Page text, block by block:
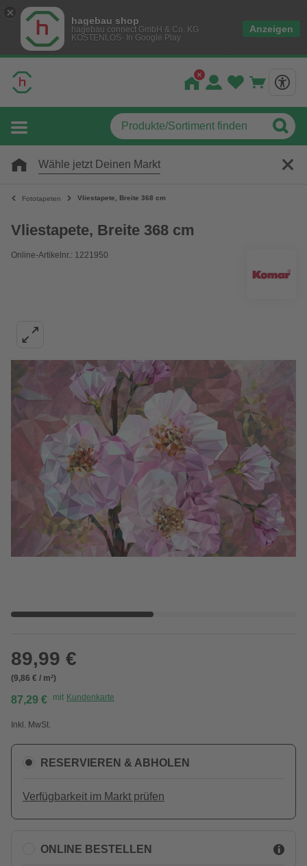
hagebau shop
hagebau connect GmbH & Co. KG
KOSTENLOS- In Google Play
Anzeigen
Wähle jetzt Deinen Markt
Fototapeten Vliestapete, Breite 368 cm
Vliestapete, Breite 368 cm
Online-Artikelnr.: 1221950
89,99 €
(9,86 € / m²)
87,29 € mit Kundenkarte
Inkl. MwSt.
RESERVIEREN & ABHOLEN
Verfügbarkeit im Markt prüfen
ONLINE BESTELLEN